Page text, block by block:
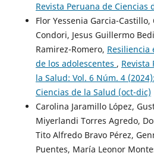
Revista Peruana de Ciencias
Flor Yessenia Garcia-Castillo,
Condori, Jesus Guillermo
Ramirez-Romero, Resiliencia
de los adolescentes , Revista
la Salud: Vol. 6 Núm. 4
Ciencias de la Salud (oct-dic)
Carolina Jaramillo López,
Miyerlandi Torres Agredo,
Tito Alfredo Bravo Pérez,
Puentes, María Leonor